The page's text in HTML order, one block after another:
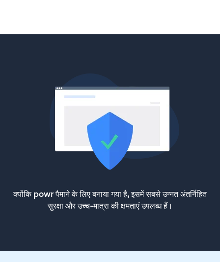
क्योंकि powr पैमाने के लिए बनाया गया है, इसमें सबसे उन्नत अंतर्निहित
सुरक्षा और उच्च-मात्रा की क्षमताएं उपलब्ध हैं।